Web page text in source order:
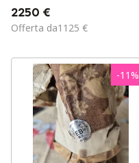
Radio, design di
Dieter Rams e Hans
per collezionisti.
2250 €
Offerta da1125 €
-11%